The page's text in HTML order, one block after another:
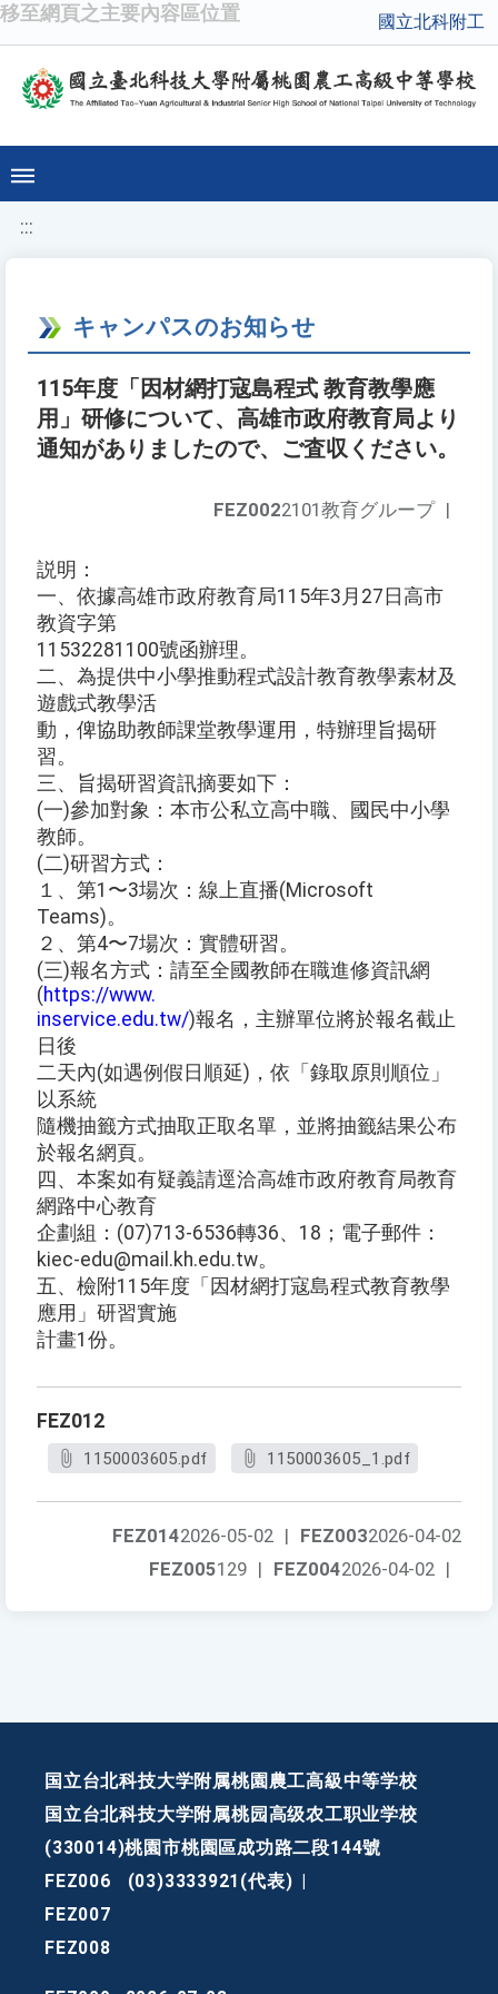
移至網頁之主要內容區位置 國立北科附工
:::
キャンパスのお知らせ
115年度「因材網打寇島程式 教育教學應
用」研修について、高雄市政府教育局より
通知がありましたので、ご査収ください。
FEZ0022101教育グループ |
説明：
一、依據高雄市政府教育局115年3月27日高市
教資字第
11532281100號函辦理。
二、為提供中小學推動程式設計教育教學素材及
遊戲式教學活
動，俾協助教師課堂教學運用，特辦理旨揭研
習。
三、旨揭研習資訊摘要如下：
(一)參加對象：本市公私立高中職、國民中小學
教師。
(二)研習方式：
１、第1〜3場次：線上直播(Microsoft
Teams)。
２、第4〜7場次：實體研習。
(三)報名方式：請至全國教師在職進修資訊網
(https://www.
inservice.edu.tw/)報名，主辦單位將於報名截止
日後
二天內(如遇例假日順延)，依「錄取原則順位」
以系統
隨機抽籤方式抽取正取名單，並將抽籤結果公布
於報名網頁。
四、本案如有疑義請逕洽高雄市政府教育局教育
網路中心教育
企劃組：(07)713-6536轉36、18；電子郵件：
kiec-edu@mail.kh.edu.tw。
五、檢附115年度「因材網打寇島程式教育教學
應用」研習實施
計畫1份。
FEZ012
1150003605.pdf 1150003605_1.pdf
FEZ0032026-04-02
FEZ0142026-05-02 |
FEZ0042026-04-02 |
FEZ005129 |
国立台北科技大学附属桃園農工高級中等学校
国立台北科技大学附属桃园高级农工职业学校
(330014)桃園市桃園區成功路二段144號
FEZ006
(03)3333921(代表)
FEZ007
FEZ008